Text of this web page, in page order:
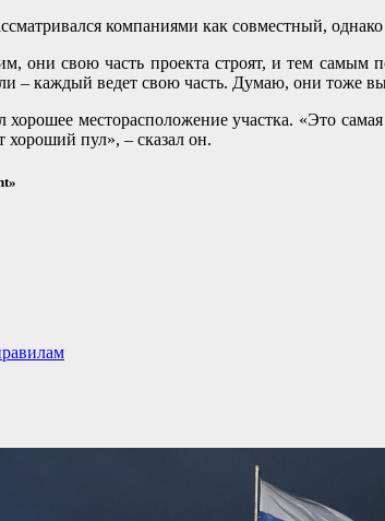
компаниями как совместный,
они свою часть проекта строят, и тем
– каждый ведет свою часть. Думаю, они тоже
хорошее месторасположение участка. «Это
хороший пул», – сказал он.